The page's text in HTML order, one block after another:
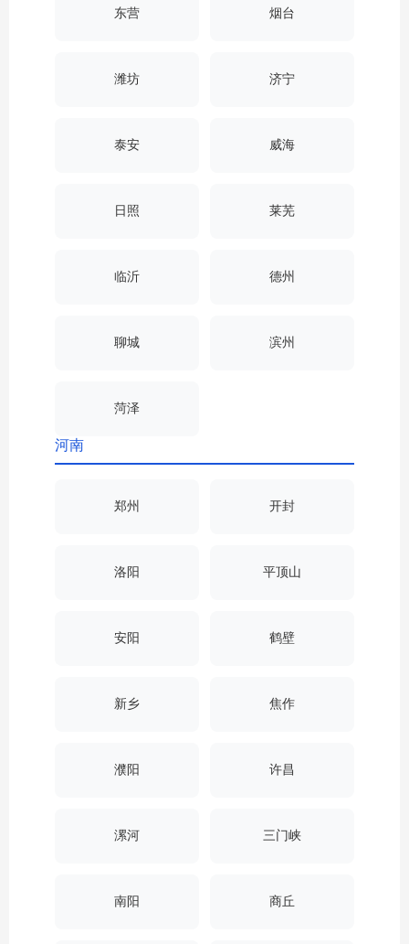
东营 烟台
潍坊 济宁
泰安 威海
日照 莱芜
临沂 德州
聊城 滨州
菏泽
河南
郑州 开封
洛阳 平顶山
安阳 鹤壁
新乡 焦作
濮阳 许昌
漯河 三门峡
南阳 商丘